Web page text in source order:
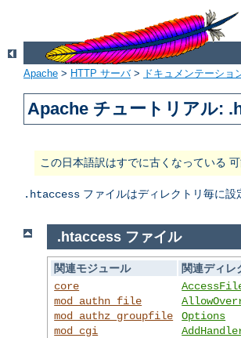
Apache > HTTP サーバ> ドキュメンテーショ
Apache チュートリアル:
この日本語訳はすでに古くなっている
.htaccess ファイルはディレクトリ毎に設
.htaccess ファイル
関連モジュール
関連ディレ
core
mod_authn_file
mod_authz_groupfile
mod_cgi
Options